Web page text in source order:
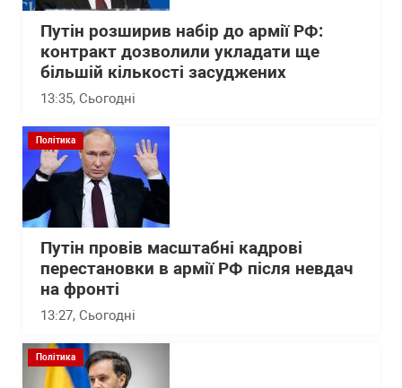
Путін розширив набір до армії РФ:
контракт дозволили укладати ще
більшій кількості засуджених
13:35, Сьогодні
Політика
Путін провів масштабні кадрові
перестановки в армії РФ після невдач
на фронті
13:27, Сьогодні
Політика